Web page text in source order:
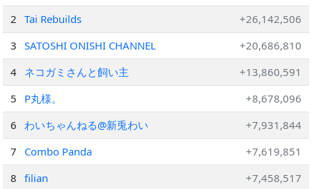
2
Tai Rebuilds
+26,142,506
3
SATOSHI ONISHI CHANNEL
+20,686,810
4 ネコガミさんと飼い主
+13,860,591
5
P丸様。
+8,678,096
6
わいちゃんねる@新兎わい
+7,931,844
7
Combo Panda
+7,619,851
8
filian
+7,458,517